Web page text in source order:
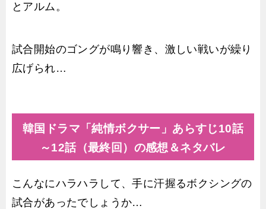
とアルム。
試合開始のゴングが鳴り響き、激しい戦いが繰り
広げられ…
韓国ドラマ「純情ボクサー」あらすじ10話
～12話（最終回）の感想＆ネタバレ
こんなにハラハラして、手に汗握るボクシングの
試合があったでしょうか…